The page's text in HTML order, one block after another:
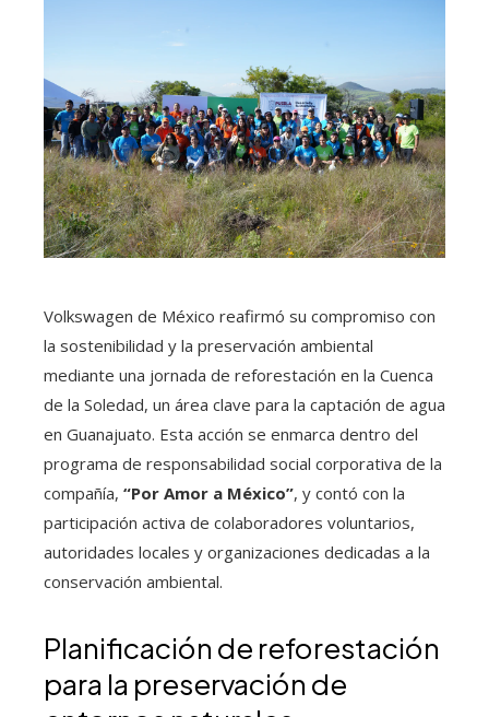
Volkswagen de México reafirmó su compromiso con
la sostenibilidad y la preservación ambiental
mediante una jornada de reforestación en la Cuenca
de la Soledad, un área clave para la captación de agua
en Guanajuato. Esta acción se enmarca dentro del
programa de responsabilidad social corporativa de la
compañía, “Por Amor a México”, y contó con la
participación activa de colaboradores voluntarios,
autoridades locales y organizaciones dedicadas a la
conservación ambiental.
Planificación de reforestación
para la preservación de